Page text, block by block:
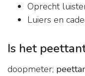
Oprecht
Luiers en
Is het
doopmeter;